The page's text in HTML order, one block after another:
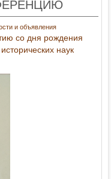
и объявления
со дня рождения
наук